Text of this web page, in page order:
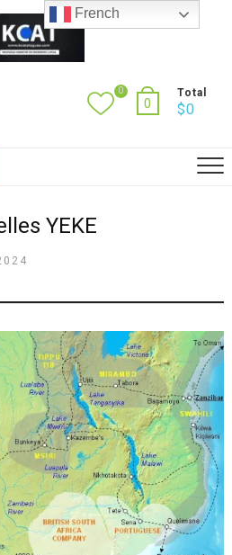
0
0
Total
$0
YEKE
French